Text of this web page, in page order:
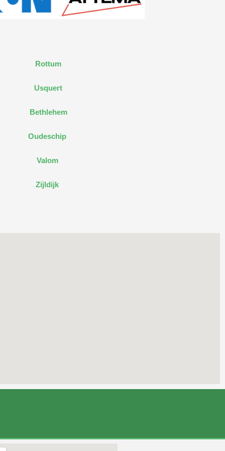
Rottum
Usquert
Bethlehem
Oudeschip
Valom
Zijldijk